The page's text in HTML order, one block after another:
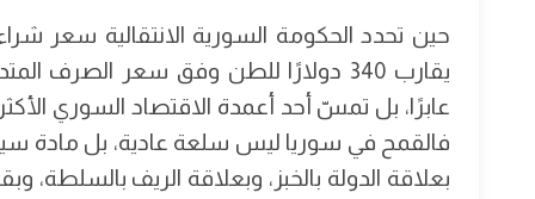
يقارب 340 دولارًا للطن وفق سعر الصرف
عابرًا، بل تمسّ أحد أعمدة الاقتصاد السوري
فالقمح في سوريا ليس سلعة عادية، بل مادة
بعلاقة الدولة بالخبز، وبعلاقة الريف بالسلطة،